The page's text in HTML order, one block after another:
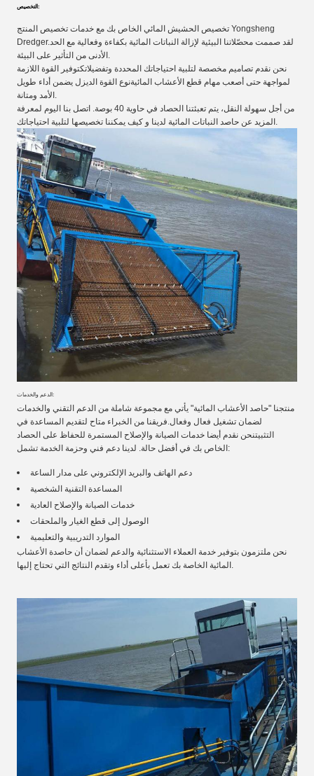
التخصيص:
تخصيص الحشيش المائي الخاص بك مع خدمات تخصيص المنتج Yongsheng
Dredger.لقد صممت محصّلاتنا البيئية لإزالة النباتات المائية بكفاءة وفعالية مع الحد
الأدنى من التأثير على البيئة.
نحن نقدم تصاميم مخصصة لتلبية احتياجاتك المحددة وتفضيلاتكتوفير القوة اللازمة
لمواجهة حتى أصعب مهام قطع الأعشاب المائيةنوع القوة الديزل يضمن أداء طويل
الأمد ومتانة.
من أجل سهولة النقل، يتم تعبئتنا الحصاد في حاوية 40 بوصة. اتصل بنا اليوم لمعرفة
المزيد عن حاصد النباتات المائية لدينا و كيف يمكننا تخصيصها لتلبية احتياجاتك.
الدعم والخدمات:
منتجنا "حاصد الأعشاب المائية" يأتي مع مجموعة شاملة من الدعم التقني والخدمات
لضمان تشغيل فعال وفعال.فريقنا من الخبراء متاح لتقديم المساعدة في
التثبيتنحن نقدم أيضا خدمات الصيانة والإصلاح المستمرة للحفاظ على الحصاد
الخاص بك في أفضل حالة. لدينا دعم فني وحزمة الخدمة تشمل:
دعم الهاتف والبريد الإلكتروني على مدار الساعة
المساعدة التقنية الشخصية
خدمات الصيانة والإصلاح العادية
الوصول إلى قطع الغيار والملحقات
الموارد التدريبية والتعليمية
نحن ملتزمون بتوفير خدمة العملاء الاستثنائية والدعم لضمان أن حاصدة الأعشاب